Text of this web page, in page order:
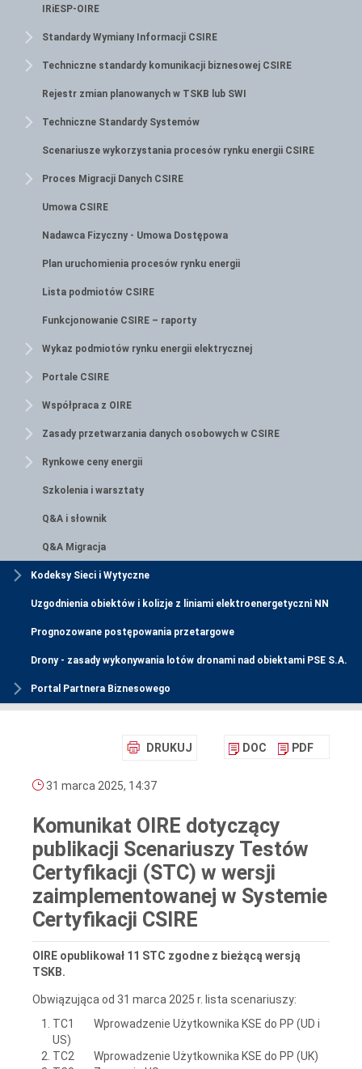
IRiESP-OIRE
Standardy Wymiany Informacji CSIRE
Techniczne standardy komunikacji biznesowej CSIRE
Rejestr zmian planowanych w TSKB lub SWI
Techniczne Standardy Systemów
Scenariusze wykorzystania procesów rynku energii CSIRE
Proces Migracji Danych CSIRE
Umowa CSIRE
Nadawca Fizyczny - Umowa Dostępowa
Plan uruchomienia procesów rynku energii
Lista podmiotów CSIRE
Funkcjonowanie CSIRE – raporty
Wykaz podmiotów rynku energii elektrycznej
Portale CSIRE
Współpraca z OIRE
Zasady przetwarzania danych osobowych w CSIRE
Rynkowe ceny energii
Szkolenia i warsztaty
Q&A i słownik
Q&A Migracja
Kodeksy Sieci i Wytyczne
Uzgodnienia obiektów i kolizje z liniami elektroenergetyczni NN
Prognozowane postępowania przetargowe
Drony - zasady wykonywania lotów dronami nad obiektami PSE S.A.
Portal Partnera Biznesowego
DRUKUJ DOC PDF
31 marca 2025, 14:37
Komunikat OIRE dotyczący
publikacji Scenariuszy Testów
Certyfikacji (STC) w wersji
zaimplementowanej w Systemie
Certyfikacji CSIRE
OIRE opublikował 11 STC zgodne z bieżącą wersją
TSKB.
Obwiązująca od 31 marca 2025 r. lista scenariuszy:
TC1 Wprowadzenie Użytkownika KSE do PP (UD i
US)
TC2 Wprowadzenie Użytkownika KSE do PP (UK)